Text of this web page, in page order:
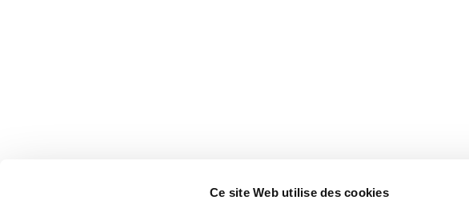
Ce site Web utilise des cookies